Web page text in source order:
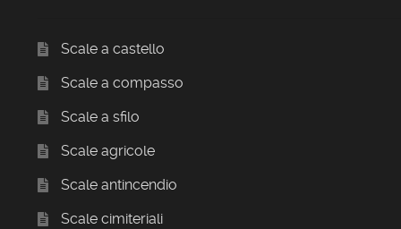
Scale a castello
Scale a compasso
Scale a sfilo
Scale agricole
Scale antincendio
Scale cimiteriali